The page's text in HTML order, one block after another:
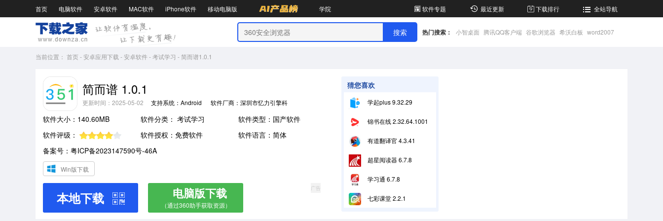
首页 电脑软件 安卓软件 MAC软件 iPhone软件 移动电脑版 学院 软件专题 最近更新 下载排行 全站导航
热门搜索： 小智桌面 腾讯QQ客户端 谷歌浏览器 希沃白板 word2007
当前位置： 首页-安卓应用下载 -安卓软件-考试学习 -简而谱1.0.1
简而谱 1.0.1
更新时间：2025-05-02 支持系统：Android 软件厂商：深圳市忆力引擎科技有限公司
软件大小：140.60MB 软件分类： 考试学习
软件类型：国产软件
软件评级：
软件授权：免费软件
软件语言：简体
备案号：粤ICP备2023147590号-46A
Win版下载
本地下载 电脑版下载
（通过360助手获取资源）
广告
猜您喜欢
学起plus 9.32.29
锦书在线 2.32.64.10013
有道翻译官 4.3.41
超星阅读器 6.7.8
学习通 6.7.8
七彩课堂 2.2.1